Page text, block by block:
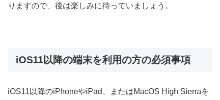
りますので、後は楽しみに待っていましょう。
iOS11以降の端末を利用の方の必須事項
iOS11以降のiPhoneやiPad、またはMacOS High Sierraを